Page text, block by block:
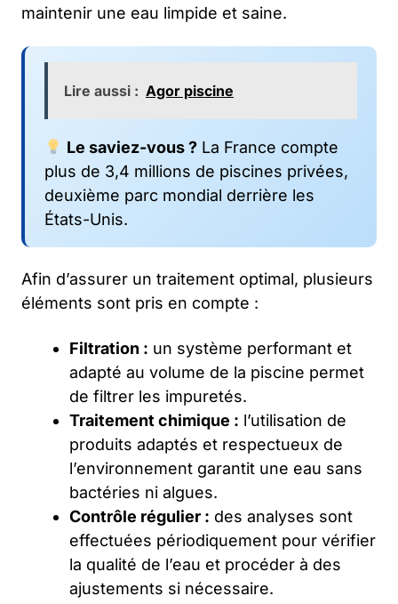
maintenir une eau limpide et saine.
Lire aussi : Agor piscine
Le saviez-vous ?La France compte
plus de 3,4 millions de piscines privées,
deuxième parc mondial derrière les
États-Unis.
Afin d’assurer un traitement optimal, plusieurs
éléments sont pris en compte :
Filtration : un système performant et
adapté au volume de la piscine permet
de filtrer les impuretés.
Traitement chimique : l’utilisation de
produits adaptés et respectueux de
l’environnement garantit une eau sans
bactéries ni algues.
Contrôle régulier : des analyses sont
effectuées périodiquement pour vérifier
la qualité de l’eau et procéder à des
ajustements si nécessaire.